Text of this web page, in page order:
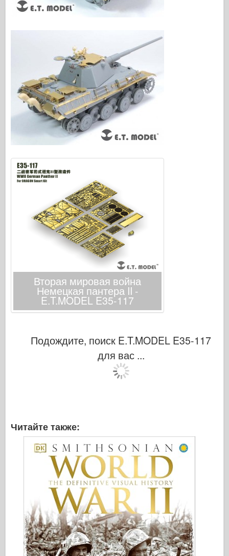
Книги
ле журнал
Комплекты
Вторая мировая война
Немецкая пантера II -
E.T.MODEL E35-117
Подождите, поиск E.T.MODEL E35-117
для вас ...
Читайте также: